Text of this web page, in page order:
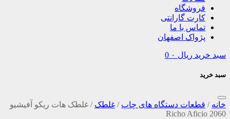
فروشگاه
کارت گارانتی
تماس با ما
پژواک اصفهان
سبد خرید ریال 0
سبد خرید
خانه / قطعات دستگاه های چاپ / غلطک / غلطک هات ریکو آفیشیو
2060 Richo Aficio